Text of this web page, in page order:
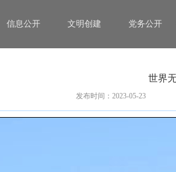
信息公开 文明创建 党务公开
世界
发布时间：2023-05-23